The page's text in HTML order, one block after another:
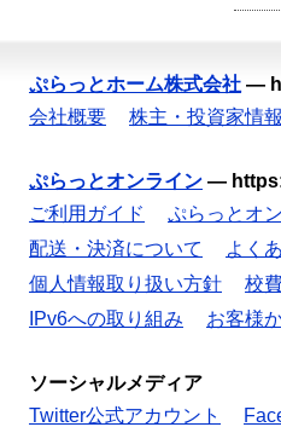
ぷらっとホーム株式会社 —
会社概要
株主・投資家情報
ぷらっとオンライン —
ご利用ガイド
ぷらっとオ
配送・決済について
よく
個人情報取り扱い方針
校
IPv6への取り組み
お客様
ソーシャルメディア
Twitter公式アカウント